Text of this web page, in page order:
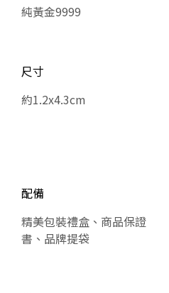
純黃金9999
尺寸
約1.2x4.3cm
配備
精美包裝禮盒、商品保證
書、品牌提袋